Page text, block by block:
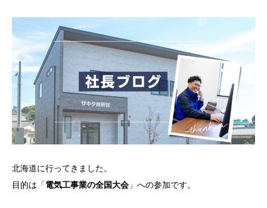
北海道に行ってきました。
目的は「電気工事業の全国大会 」への参加です。